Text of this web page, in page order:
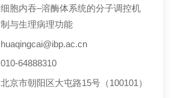
细胞内吞–溶酶体系统的分子调控机
制与生理病理功能
huaqingcai@ibp.ac.cn
010-64888310
北京市朝阳区大屯路15号（100101）